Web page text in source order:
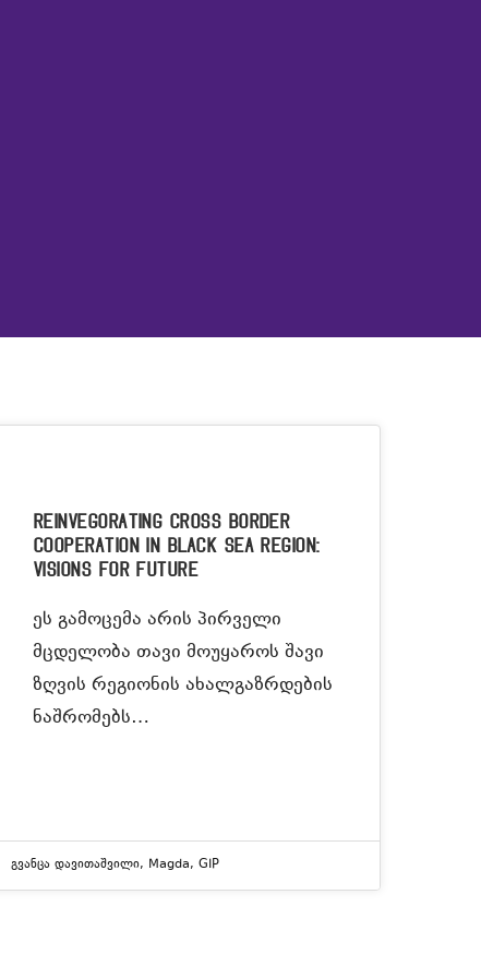
Reinvegorating Cross Border
Cooperation In Black Sea Region:
Visions for Future
ეს გამოცემა არის პირველი
მცდელობა თავი მოუყაროს შავი
ზღვის რეგიონის ახალგაზრდების
ნაშრომებს…
Გვანცა Დავითაშვილი, Magda, GIP